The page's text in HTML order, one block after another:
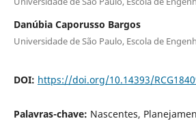
Danúbia Caporusso Bargos
Universidade de São Paulo, Escola de
DOI: https://doi.org/10.14393/
Palavras-chave: Nascentes,